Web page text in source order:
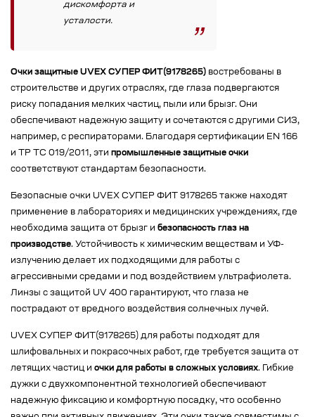
дискомфорта и
усталости.
Очки защитные UVEX СУПЕР ФИТ(9178265) востребованы в
строительстве и других отраслях, где глаза подвергаются
риску попадания мелких частиц, пыли или брызг. Они
обеспечивают надежную защиту и сочетаются с другими СИЗ,
например, с респираторами. Благодаря сертификации EN 166
и ТР ТС 019/2011, эти промышленные защитные очки
соответствуют стандартам безопасности.
Безопасные очки UVEX СУПЕР ФИТ 9178265 также находят
применение в лабораториях и медицинских учреждениях, где
необходима защита от брызг и безопасность глаз на
производстве. Устойчивость к химическим веществам и УФ-
излучению делает их подходящими для работы с
агрессивными средами и под воздействием ультрафиолета.
Линзы с защитой UV 400 гарантируют, что глаза не
пострадают от вредного воздействия солнечных лучей.
UVEX СУПЕР ФИТ(9178265) для работы подходят для
шлифовальных и покрасочных работ, где требуется защита от
летящих частиц и очки для работы в сложных условиях. Гибкие
дужки с двухкомпонентной технологией обеспечивают
надежную фиксацию и комфортную посадку, что особенно